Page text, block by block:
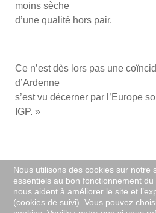
moins sèche
d’une qualité hors pair.
Ce n’est dès lors pas une
d’Ardenne
s’est vu décerner par l’Europe
IGP. »
Nous utilisons des cookies sur notre
essentiels au bon fonctionnement du
nous aident à améliorer le site et
(cookies de suivi). Vous pouvez